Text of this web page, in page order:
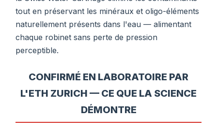
tout en préservant les minéraux et oligo-éléments
naturellement présents dans l'eau — alimentant
chaque robinet sans perte de pression
perceptible.
CONFIRMÉ EN LABORATOIRE PAR
L'ETH ZURICH — CE QUE LA SCIENCE
DÉMONTRE